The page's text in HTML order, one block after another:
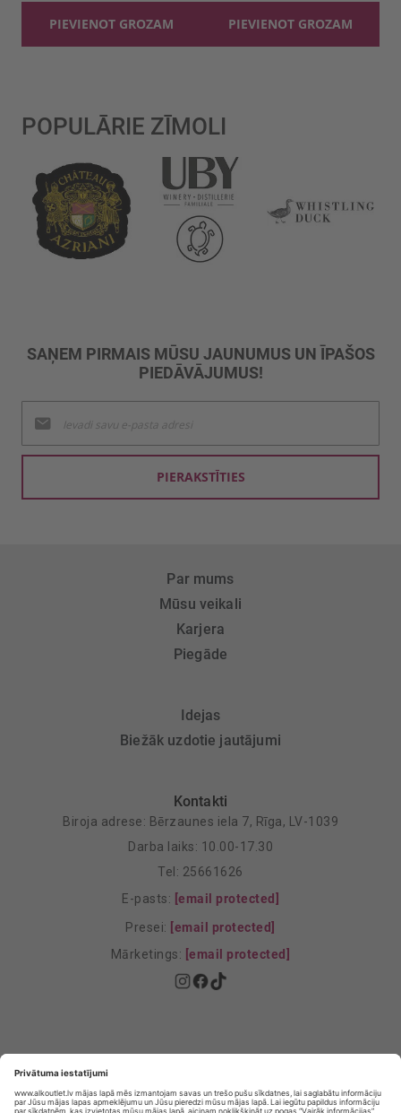
PIEVIENOT GROZAM PIEVIENOT GROZAM
POPULĀRIE ZĪMOLI
SAŅEM PIRMAIS MŪSU JAUNUMUS UN ĪPAŠOS
PIEDĀVĀJUMUS!
jaunumu
saņemšanai:
PIERAKSTĪTIES
Par mums
Mūsu veikali
Karjera
Piegāde
Idejas
Biežāk uzdotie jautājumi
Kontakti
Biroja adrese: Bērzaunes iela 7, Rīga, LV-1039
Darba laiks: 10.00-17.30
Tel: 25661626
E-pasts: [email protected]
Presei: [email protected]
Mārketings: [email protected]
Privātuma Iestatījumi